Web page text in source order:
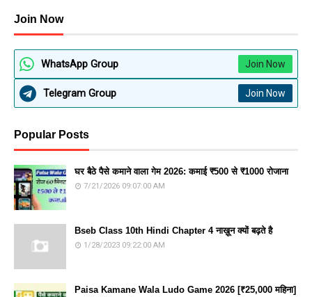
Join Now
WhatsApp Group Join Now
Telegram Group Join Now
Popular Posts
घर बैठे पैसे कमाने वाला गेम 2026: कमाई ₹500 से ₹1000 रोजाना
7/21/2026 09:07:00 AM
Bseb Class 10th Hindi Chapter 4 नाख़ून क्यों बढ़ते है
1/28/2023 09:22:00 AM
Paisa Kamane Wala Ludo Game 2026 [₹25,000 महिना]